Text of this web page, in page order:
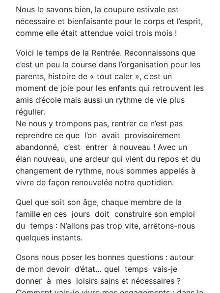
Nous le savons bien, la coupure estivale est
nécessaire et bienfaisante pour le corps et l’esprit,
comme elle était attendue voici trois mois !
Voici le temps de la Rentrée. Reconnaissons que
c’est un peu la course dans l’organisation pour les
parents, histoire de « tout caler », c’est un
moment de joie pour les enfants qui retrouvent les
amis d’école mais aussi un rythme de vie plus
régulier.
Ne nous y trompons pas, rentrer ce n’est pas
reprendre ce que l’on avait provisoirement
abandonné, c’est entrer à nouveau ! Avec un
élan nouveau, une ardeur qui vient du repos et du
changement de rythme, nous sommes appelés à
vivre de façon renouvelée notre quotidien.
Quel que soit son âge, chaque membre de la
famille en ces jours doit construire son emploi
du temps : N’allons pas trop vite, arrêtons-nous
quelques instants.
Osons nous poser les bonnes questions : autour
de mon devoir d’état… quel temps vais-je
donner à mes loisirs sains et nécessaires ?